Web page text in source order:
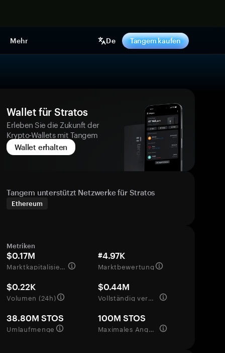
Mehr De Tangem kaufen
Wallet für Stratos
Erleben Sie die Zukunft der
Krypto-Wallets mit Tangem
Wallet erhalten
Tangem unterstützt Netzwerke für Stratos
Ethereum
Metriken
$0.17M
Marktkapitalisierung
#4.97K
Marktbewertung
$0.22K
Volumen (24h)
$0.44M
Vollständig verwässerte Bewertung
38.80M STOS
Umlaufmenge
100M STOS
Maximales Angebot